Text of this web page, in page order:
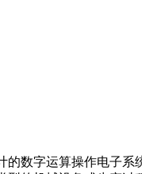
数字运算操作电子